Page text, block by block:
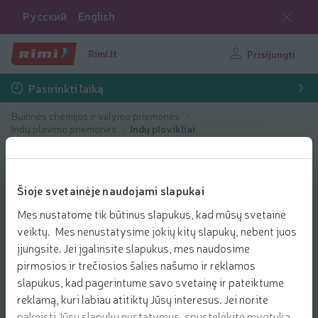
Šioje svetainėje naudojami slapukai
Mes nustatome tik būtinus slapukus, kad mūsų svetainė
veiktų. Mes nenustatysime jokių kitų slapukų, nebent juos
įjungsite. Jei įgalinsite slapukus, mes naudosime
pirmosios ir trečiosios šalies našumo ir reklamos
slapukus, kad pagerintume savo svetainę ir pateiktume
reklamą, kuri labiau atitiktų Jūsų interesus. Jei norite
Русский English
Rimi.lt Prisijungti
Pasirinkti laiką
Buitinės chemijos ir valymo priemonės
Indų plovimo priemonės
Indų plovikliai